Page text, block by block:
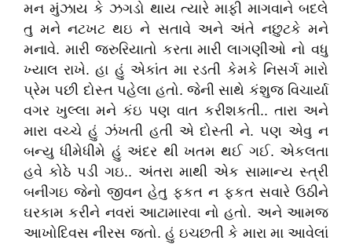
મન મુંઝાય કે ઝગડો થાય ત્યારે માફી માગવાને બદલે
તુ મને નટખટ થઇ ને સતાવે અને અંતે નછુટકે મને
મનાવે. મારી જરુરિયાતો કરતા મારી લાગણીઓ નો વધુ
ખ્યાલ રાખે. હા હું એકાંત મા રડતી કેમકે નિસર્ગ મારો
પ્રેમ પછી દોસ્ત પહેલા હતો. જેની સાથે કંશુજ વિચાર્યા
વગર ખુલ્લા મને કંઇ પણ વાત કરીશકતી.. તારા અને
મારા વચ્ચે હું ઝંખતી હતી એ દોસ્તી ને. પણ એવુ ન
બન્યુ ધીમેધીમે હું અંદર થી ખતમ થઈ ગઈ. એકલતા
હવે કોઠે પડી ગઇ.. અંતરા માથી એક સામાન્ય સ્ત્રી
બનીગઇ જેનો જીવન હેતુ ફકત ન ફકત સવારે ઉઠીને
ઘરકામ કરીને નવરાં આટામારવા નો હતો. અને આમજ
આખોદિવસ નીરસ જતો. હું ઇચછતી કે મારા મા આવેલાં